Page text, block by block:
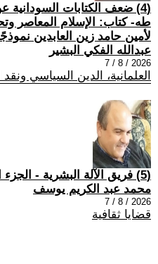
(4) ضعف الكتابات
لأمين حامد زين العابدين نموذجًا
عبدالله الفكي البشير
2026 / 8 / 7
العلمانية، الدين السياسي ونقد
(5) فريق الآلة البشرية - الجزء الخامس
محمد عبد الكريم يوسف
2026 / 8 / 7
قضايا ثقافية